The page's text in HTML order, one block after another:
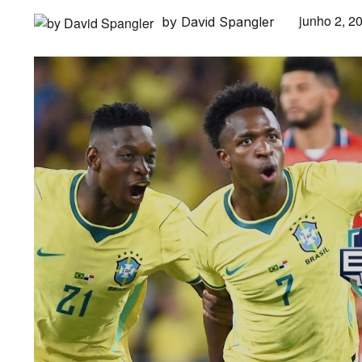
by David Spangler junho 2,